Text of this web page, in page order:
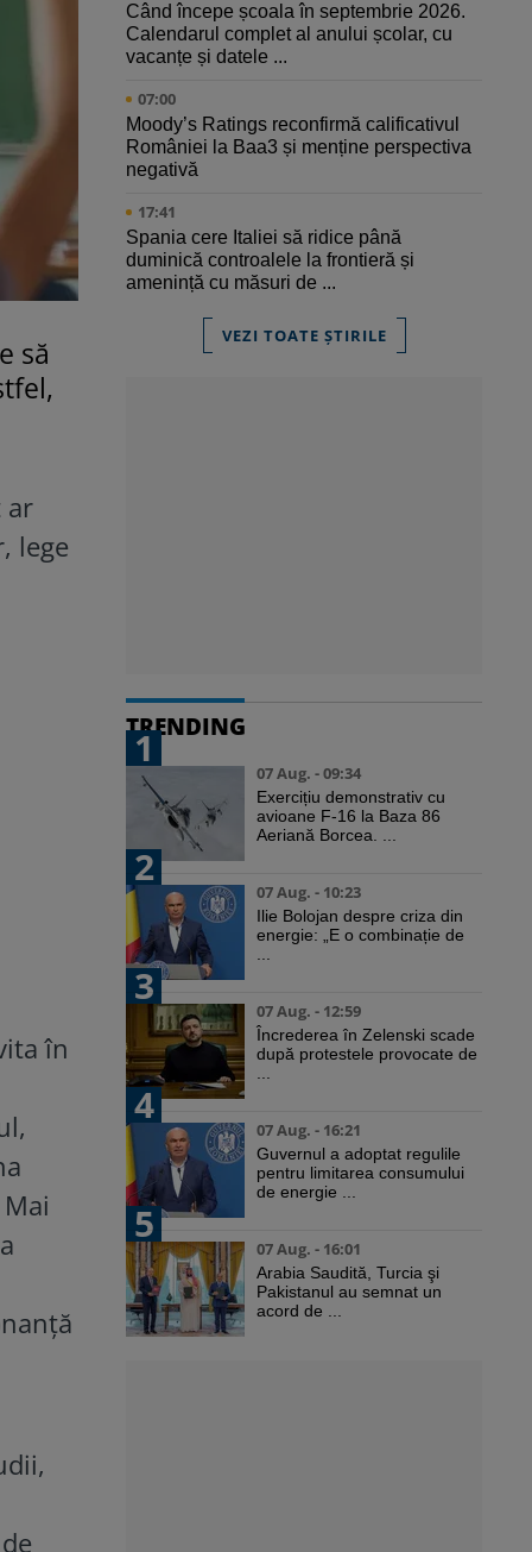
să
ar
lege
în
Când începe școala în septembrie 2026.
Calendarul complet al anului școlar, cu
vacanțe și datele ...
07:00
Moody’s Ratings reconfirmă calificativul
României la Baa3 și menține perspectiva
negativă
17:41
Spania cere Italiei să ridice până
duminică controalele la frontieră și
amenință cu măsuri de ...
VEZI TOATE ȘTIRILE
TRENDING
1
07 Aug. - 09:34
Exercițiu demonstrativ cu
avioane F-16 la Baza 86
Aeriană Borcea. ...
2
07 Aug. - 10:23
Ilie Bolojan despre criza din
energie: „E o combinație de
3
07 Aug. - 12:59
Încrederea în Zelenski scade
după protestele provocate de
4
07 Aug. - 16:21
Guvernul a adoptat regulile
pentru limitarea consumului
de energie ...
5
07 Aug. - 16:01
Arabia Saudită, Turcia şi
Pakistanul au semnat un
acord de ...